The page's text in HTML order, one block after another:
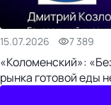
15.07.2026 7 389
«Коломенский»:
рынка готовой еды